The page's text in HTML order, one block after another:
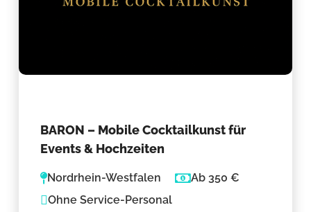
BARON – Mobile Cocktailkunst für
Events & Hochzeiten
Nordrhein-Westfalen
Ab 350 €
Ohne Service-Personal